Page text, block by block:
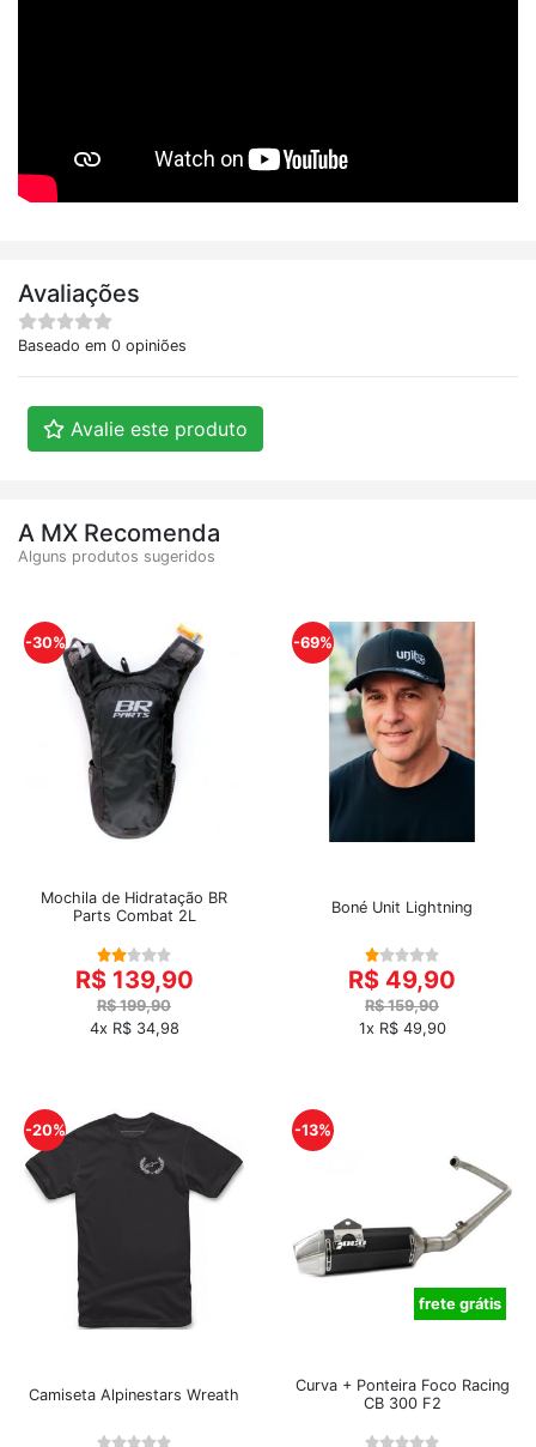
Avaliações
Baseado em 0 opiniões
Avalie este produto
A MX Recomenda
Alguns produtos sugeridos
-30%
Mochila de Hidratação BR
Parts Combat 2L
R$ 139,90
R$ 199,90
4x R$ 34,98
-69%
Boné Unit Lightning
R$ 49,90
R$ 159,90
1x R$ 49,90
-20%
Camiseta Alpinestars Wreath
-13%
frete grátis
Curva + Ponteira Foco Racing
CB 300 F2